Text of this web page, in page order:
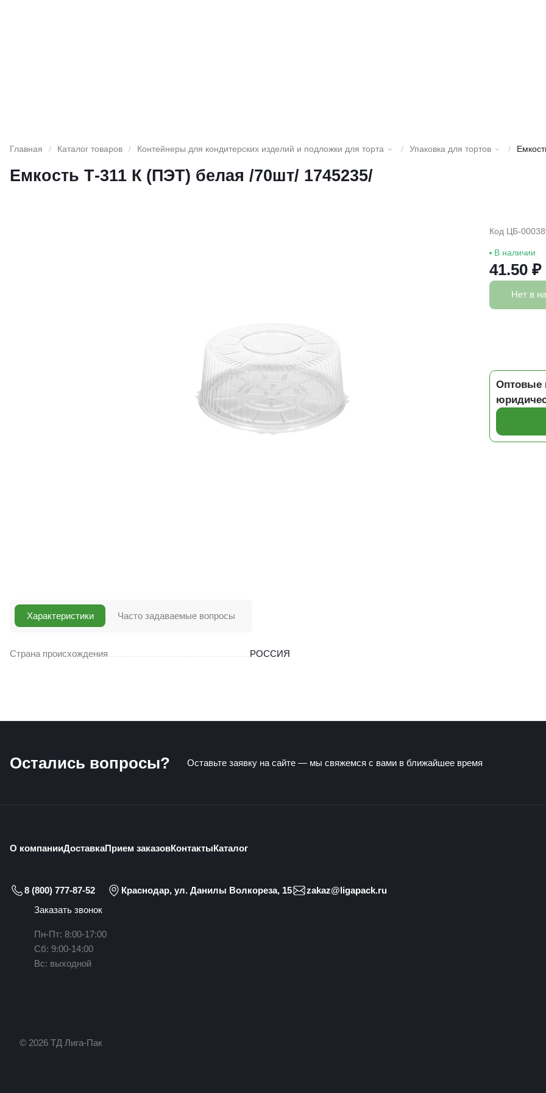
Главная / Каталог товаров / Контейнеры для кондитерских изделий и подложки для торта / Упаковка для тортов /
Емкость Т-311 К (ПЭТ) белая /70шт/ 1745235/
Код ЦБ-
В наличии
41.50 ₽
Нет в
Оптовые
Характеристики
Страна происхождения РОССИЯ
Часто задаваемые вопросы
Остались вопросы? Оставьте заявку на сайте — мы свяжемся с вами в ближайшее время
О компанииДоставкаПрием заказовКонтактыКаталог
8 (800) 777-87-52
Заказать звонок
Пн-Пт: 8:00-17:00
Сб: 9:00-14:00
Вс: выходной
Краснодар, ул. Данилы Волкореза, 15 zakaz@ligapack.ru
© 2026 ТД Лига-Пак